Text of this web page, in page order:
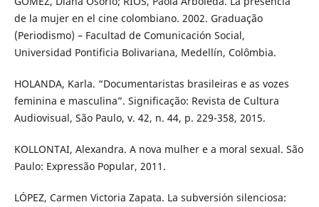
de la mujer en el cine colombiano. 2002. Graduação
(Periodismo) – Facultad de Comunicación Social,
Universidad Pontificia Bolivariana, Medellín, Colômbia.
HOLANDA, Karla. “Documentaristas brasileiras e as vozes
feminina e masculina”. Significação: Revista de Cultura
Audiovisual, São Paulo, v. 42, n. 44, p. 229-358, 2015.
KOLLONTAI, Alexandra. A nova mulher e a moral sexual. São
Paulo: Expressão Popular, 2011.
LÓPEZ, Carmen Victoria Zapata. La subversión silenciosa: